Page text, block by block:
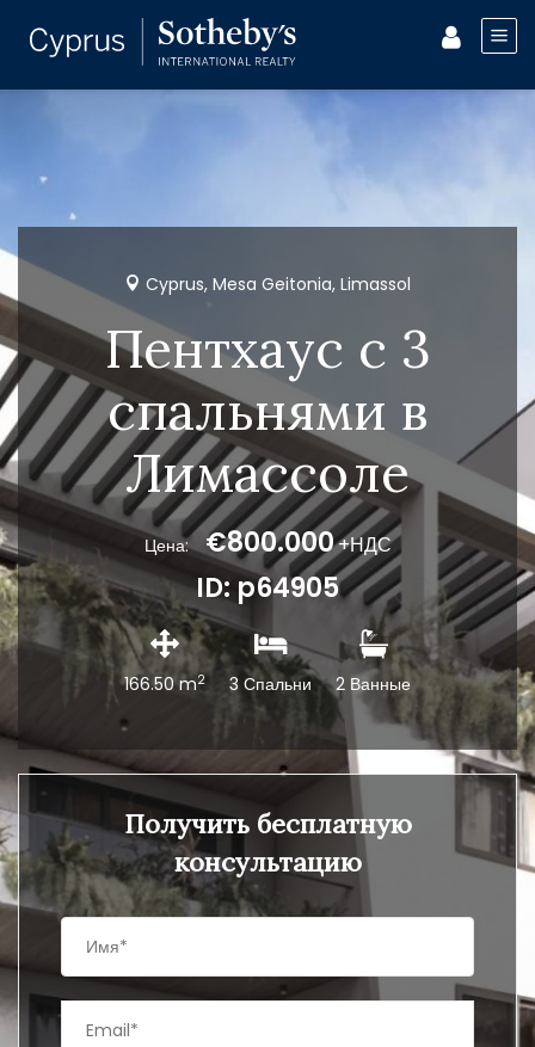
Cyprus, Mesa Geitonia, Limassol
Пентхаус с 3
спальнями в
Лимассоле
Цена: €800.000+НДС
ID: p64905
166.50 m2 3 Спальни 2 Ванные
Получить бесплатную
консультацию